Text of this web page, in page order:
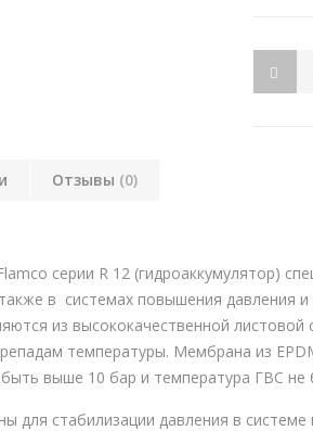
Отзывы (0)
серии R 12 (гидроаккумулятор)
в системах повышения давления и
из высококачественной
температуры. Мембрана из
выше 10 бар и температура ГВС не
для стабилизации давления в